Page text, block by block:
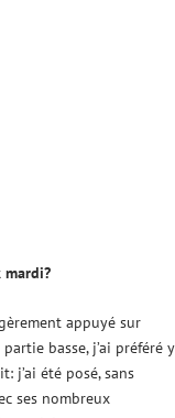
mardi?
appuyé sur
basse, j’ai préféré y
j’ai été posé, sans
ses nombreux